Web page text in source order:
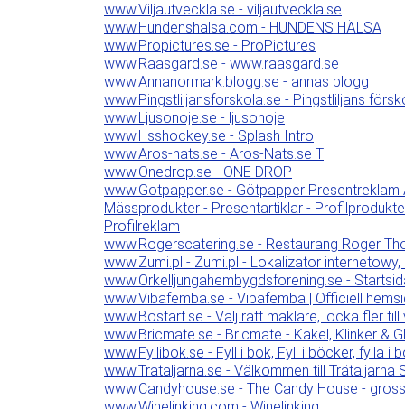
www.Viljautveckla.se - viljautveckla.se
www.Hundenshalsa.com - HUNDENS HÄLSA
www.Propictures.se - ProPictures
www.Raasgard.se - www.raasgard.se
www.Annanormark.blogg.se - annas blogg
www.Pingstliljansforskola.se - Pingstliljans
www.Ljusonoje.se - ljusonoje
www.Hsshockey.se - Splash Intro
www.Aros-nats.se - Aros-Nats.se T
www.Onedrop.se - ONE DROP
www.Gotpapper.se - Götpapper
Mässprodukter - Presentartiklar -
Profilreklam
www.Rogerscatering.se - Restaurang Roger
www.Zumi.pl - Zumi.pl - Lokalizator
www.Orkelljungahembygdsforening.se -
www.Vibafemba.se - Vibafemba | Officiell
www.Bostart.se - Välj rätt mäklare, locka fler till
www.Bricmate.se - Bricmate - Kakel, Klinker &
www.Fyllibok.se - Fyll i bok, Fyll i böcker, fylla i
www.Trataljarna.se - Välkommen till Trätaljarna
www.Candyhouse.se - The Candy House -